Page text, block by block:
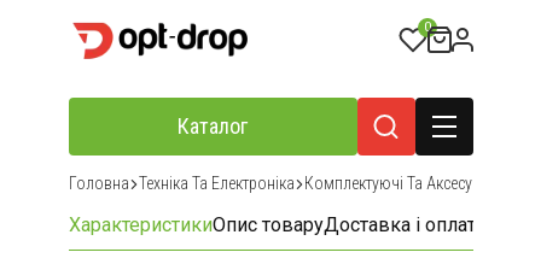
0
Каталог
Головна Техніка Та Електроніка Комплектуючі Та Аксесуари Для
ХарактеристикиОпис товаруДоставка і оплата